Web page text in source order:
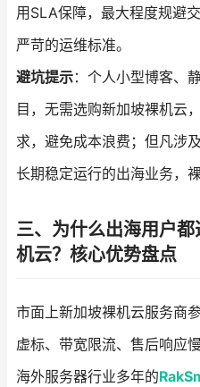
用SLA保障，最大程度规避
严苛的运维标准。
避坑提示：个人小型博客、
目，无需选购新加坡裸机云
求，避免成本浪费；但凡涉
长期稳定运行的出海业务，
三、为什么出海用户都
机云？核心优势盘点
市面上新加坡裸机云服务商
虚标、带宽限流、售后响应
海外服务器行业多年的